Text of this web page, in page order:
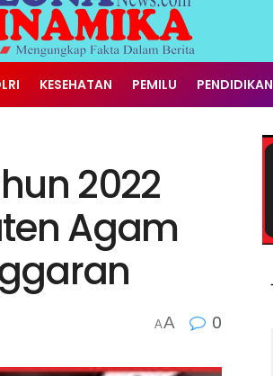
KESEHATAN PEMILU PENDIDIKAN
2022
Agam
AA 0